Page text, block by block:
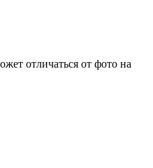
отличаться от фото на